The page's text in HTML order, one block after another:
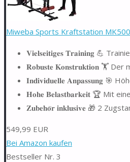
Miweba Sports Kraftstation
𝐕𝐢𝐞𝐥𝐬𝐞𝐢𝐭𝐢𝐠𝐞𝐬 𝐓𝐫𝐚𝐢𝐧𝐢𝐧𝐠 💪
𝐑𝐨𝐛𝐮𝐬𝐭𝐞 𝐊𝐨𝐧𝐬𝐭𝐫𝐮𝐤𝐭𝐢𝐨𝐧 🏋️
𝐈𝐧𝐝𝐢𝐯𝐢𝐝𝐮𝐞𝐥𝐥𝐞 𝐀𝐧𝐩𝐚𝐬𝐬𝐮𝐧𝐠 🎯
𝐇𝐨𝐡𝐞 𝐁𝐞𝐥𝐚𝐬𝐭𝐛𝐚𝐫𝐤𝐞𝐢𝐭 🏆 Mit
𝐙𝐮𝐛𝐞𝐡𝐨̈𝐫 𝐢𝐧𝐤𝐥𝐮𝐬𝐢𝐯𝐞 🎁 2
549,99 EUR
Bei Amazon kaufen
Bestseller Nr. 3